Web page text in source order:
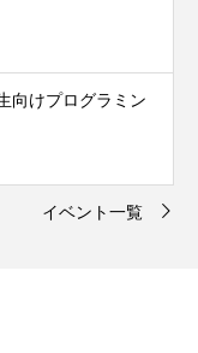
向けプログラミン
イベント一覧